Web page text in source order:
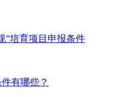
”培育项目申报条件
有哪些？